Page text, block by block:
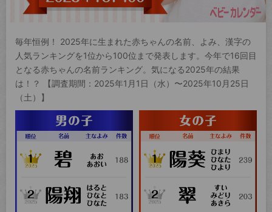
毎年恒例！ 2025年に生まれた赤ちゃんの名前、よみ、漢字の
人気ランキングを1位から100位まで発表します。今年で16回目
となる赤ちゃんの名前ランキング。気になる2025年の結果
は！？ 【調査期間：2025年1月1日（水）〜2025年10月25日
（土）】